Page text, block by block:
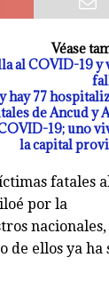
Véase
al COVID-19 y
hay 77
de Ancud y
19; uno
la capital
fatales
por la
nacionales,
de ellos ya ha